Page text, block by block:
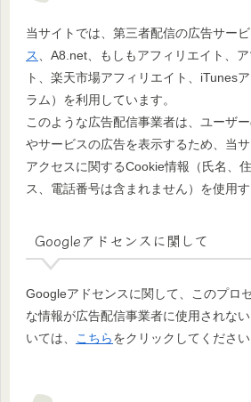
当サイトでは、第三者配信の広告サー
ス、A8.net、もしもアフィリエイト、
ト、楽天市場アフィリエイト、iTunes
ラム）を利用しています。
このような広告配信事業者は、ユーザ
やサービスの広告を表示するため、当
アクセスに関するCookie情報（氏名、
ス、電話番号は含まれません）を使用す
Googleアドセンスに関して
Googleアドセンスに関して、このプロ
な情報が広告配信事業者に使用されな
いては、
こちらをクリックしてください